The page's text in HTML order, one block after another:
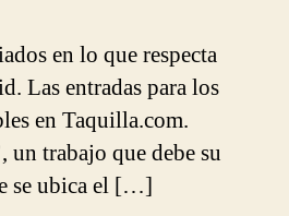
en lo que respecta
Las entradas para los
en Taquilla.com.
un trabajo que debe su
se ubica el […]